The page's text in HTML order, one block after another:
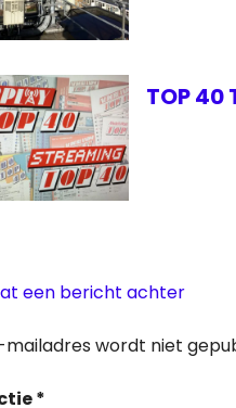
TOP 40
een bericht achter
wordt niet
*